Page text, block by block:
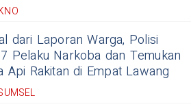
dari Laporan Warga, Polisi
Pelaku Narkoba dan Temukan
Api Rakitan di Empat Lawang